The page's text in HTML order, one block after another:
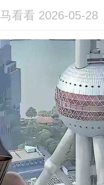
马看看 2026-05-28